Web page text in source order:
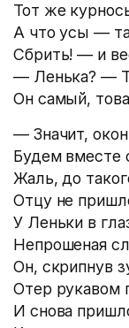
Тот же
А что усы —
Сбрить! — и
— Ленька? —
Он самый,
— Значит,
Будем вместе
Жаль, до
Отцу не
У Леньки в
Непрошеная
Он, скрипнув
Отер рукавом
И снова